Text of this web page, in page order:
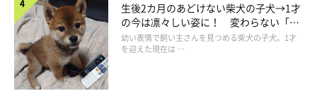
生後2カ月のあどけない柴犬の子犬→1才
の今は凛々しい姿に！ 変わらない「く
りくりおめめ」にもほっこり
幼い表情で飼い主さんを見つめる柴犬の子犬。1才
を迎えた現在は …